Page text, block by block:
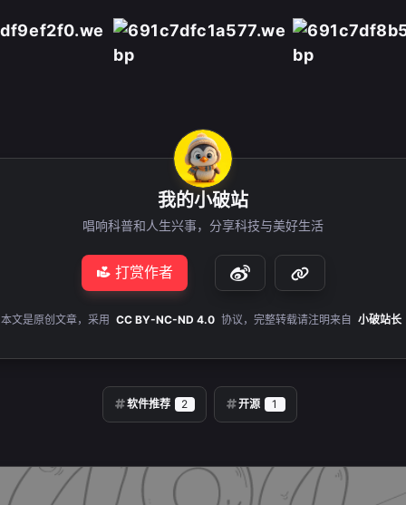
我的小破站
唱响科普和人生兴事，分享科技与美好生活
打赏作者
本文是原创文章，采用 CC BY-NC-ND 4.0 协议，完整转载请注明来自 小破站长
软件推荐 2 开源 1